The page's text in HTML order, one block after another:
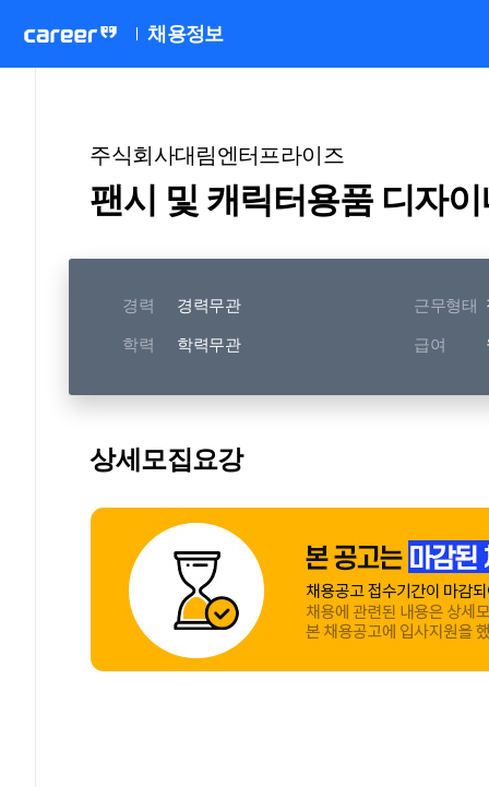
채용정보
주식회사대림엔터프라이즈
팬시 및 캐릭터용품 디자이
경력 경력무관 근무형태
학력 학력무관 급여
상세모집요강